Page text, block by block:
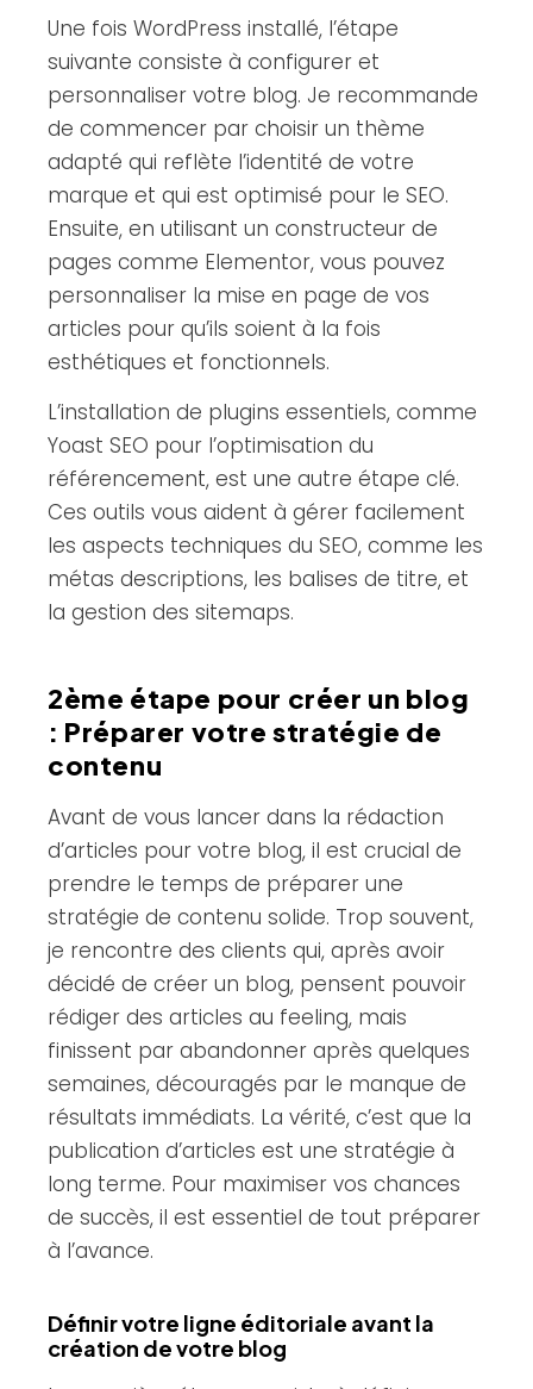
Une fois WordPress installé, l’étape
suivante consiste à configurer et
personnaliser votre blog. Je recommande
de commencer par choisir un thème
adapté qui reflète l’identité de votre
marque et qui est optimisé pour le SEO.
Ensuite, en utilisant un constructeur de
pages comme Elementor, vous pouvez
personnaliser la mise en page de vos
articles pour qu’ils soient à la fois
esthétiques et fonctionnels.
L’installation de plugins essentiels, comme
Yoast SEO pour l’optimisation du
référencement, est une autre étape clé.
Ces outils vous aident à gérer facilement
les aspects techniques du SEO, comme les
métas descriptions, les balises de titre, et
la gestion des sitemaps.
2ème étape pour créer un blog
: Préparer votre stratégie de
contenu
Avant de vous lancer dans la rédaction
d’articles pour votre blog, il est crucial de
prendre le temps de préparer une
stratégie de contenu solide. Trop souvent,
je rencontre des clients qui, après avoir
décidé de créer un blog, pensent pouvoir
rédiger des articles au feeling, mais
finissent par abandonner après quelques
semaines, découragés par le manque de
résultats immédiats. La vérité, c’est que la
publication d’articles est une stratégie à
long terme. Pour maximiser vos chances
de succès, il est essentiel de tout préparer
à l’avance.
Définir votre ligne éditoriale avant la
création de votre blog